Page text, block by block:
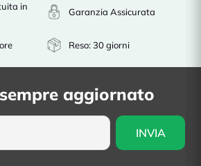
in
Garanzia Assicurata
Reso: 30 giorni
aggiornato